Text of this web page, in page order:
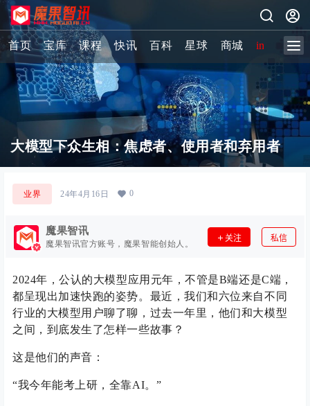
首页 宝库 课程 快讯 百科 星球 商城 image-2
大模型下众生相：焦虑者、使用者和弃用者
业界 24年4月16日 0
魔果智讯
魔果智讯官方账号，魔果智能创始人。
关注 私信
2024年，公认的大模型应用元年，不管是B端还是C端，
都呈现出加速快跑的姿势。最近，我们和六位来自不同
行业的大模型用户聊了聊，过去一年里，他们和大模型
之间，到底发生了怎样一些故事？
这是他们的声音：
“我今年能考上研，全靠AI。”